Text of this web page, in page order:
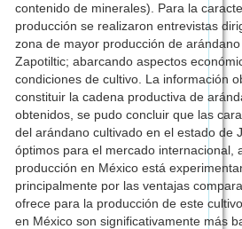
contenido de minerales). Para la
producción se realizaron entrevistas
zona de mayor producción de
Zapotiltic; abarcando aspectos
condiciones de cultivo. La información
constituir la cadena productiva de
obtenidos, se pudo concluir que las
del arándano cultivado en el estado de
óptimos para el mercado internacional,
producción en México está
principalmente por las ventajas
ofrece para la producción de este
en México son significativamente más